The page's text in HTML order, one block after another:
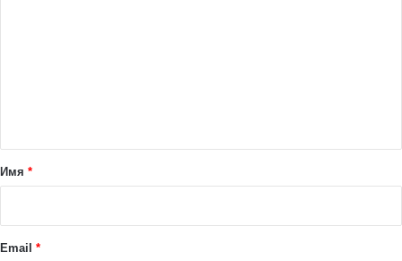
а
й
Имя *
Email *